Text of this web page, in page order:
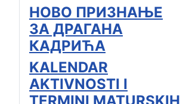
НОВО ПРИЗНАЊЕ
ЗА ДРАГАНА
КАДРИЋА
KALENDAR
AKTIVNOSTI I
TERMINI MATURSKIH